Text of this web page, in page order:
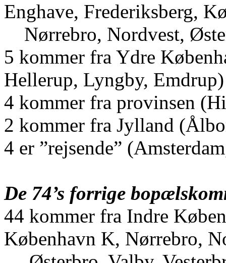
Enghave, Frederiksberg,
Nørrebro, Nordvest,
5 kommer fra Ydre
Hellerup, Lyngby, Emdrup)
4 kommer fra provinsen
2 kommer fra Jylland
4 er ”rejsende”
De 74’s forrige
44 kommer fra Indre
København K, Nørrebro,